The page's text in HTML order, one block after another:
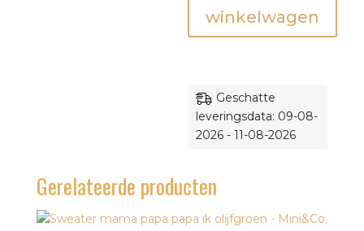
outfit
winkelwagen
Geschatte
leveringsdata: 09-08-
2026 - 11-08-2026
Gerelateerde producten